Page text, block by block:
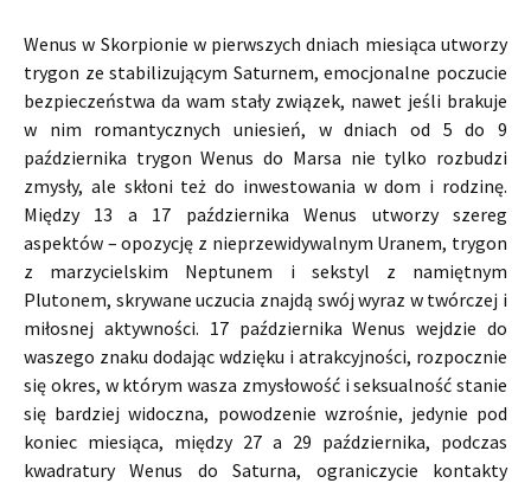
Wenus w Skorpionie w pierwszych dniach miesiąca utworzy
trygon ze stabilizującym Saturnem, emocjonalne poczucie
bezpieczeństwa da wam stały związek, nawet jeśli brakuje
w nim romantycznych uniesień, w dniach od 5 do 9
października trygon Wenus do Marsa nie tylko rozbudzi
zmysły, ale skłoni też do inwestowania w dom i rodzinę.
Między 13 a 17 października Wenus utworzy szereg
aspektów – opozycję z nieprzewidywalnym Uranem, trygon
z marzycielskim Neptunem i sekstyl z namiętnym
Plutonem, skrywane uczucia znajdą swój wyraz w twórczej i
miłosnej aktywności. 17 października Wenus wejdzie do
waszego znaku dodając wdzięku i atrakcyjności, rozpocznie
się okres, w którym wasza zmysłowość i seksualność stanie
się bardziej widoczna, powodzenie wzrośnie, jedynie pod
koniec miesiąca, między 27 a 29 października, podczas
kwadratury Wenus do Saturna, ograniczycie kontakty